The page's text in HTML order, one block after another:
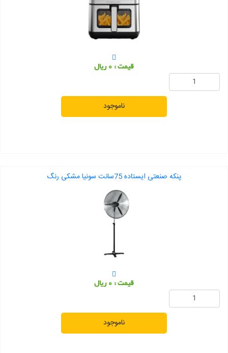
قیمت : 0 ریال
ناموجود
پنکه صنعتی ایستاده 75سانت سونیا مشکی رنگ
قیمت : 0 ریال
ناموجود